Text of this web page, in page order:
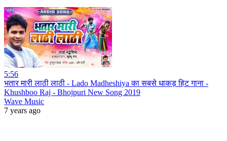
5:56
भतार मारी लाठी लाठी - Lado Madheshiya का सबसे धाकड़ हिट गाना -
Khushboo Raj - Bhojpuri New Song 2019
Wave Music
7 years ago